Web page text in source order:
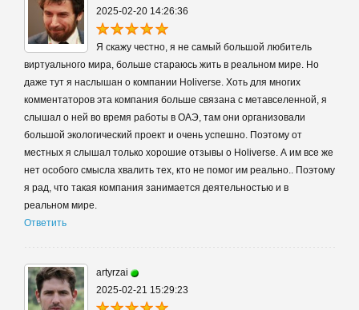
2025-02-20 14:26:36
Я скажу честно, я не самый большой любитель
виртуального мира, больше стараюсь жить в реальном мире. Но
даже тут я наслышан о компании Holiverse. Хоть для многих
комментаторов эта компания больше связана с метавселенной, я
слышал о ней во время работы в ОАЭ, там они организовали
большой экологический проект и очень успешно. Поэтому от
местных я слышал только хорошие отзывы о Holiverse. А им все же
нет особого смысла хвалить тех, кто не помог им реально.. Поэтому
я рад, что такая компания занимается деятельностью и в
реальном мире.
Ответить
artyrzai
2025-02-21 15:29:23